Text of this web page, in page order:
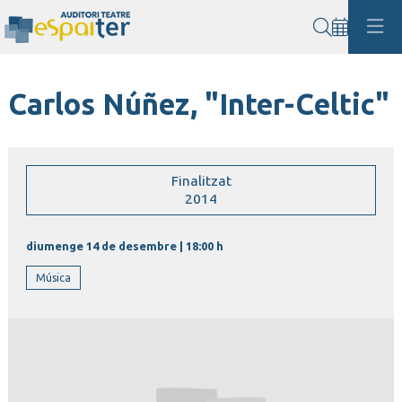
Carlos Núñez, "Inter-Celtic"
Finalitzat
2014
diumenge 14 de desembre 18:00 h
Música